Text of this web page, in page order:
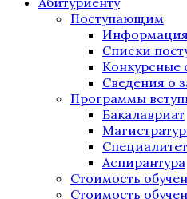
Поступающим
Списки
Конкурсные
Сведения о
Программы
Бакалавриат
Специалитет
Аспирантура
Стоимость
Стоимость